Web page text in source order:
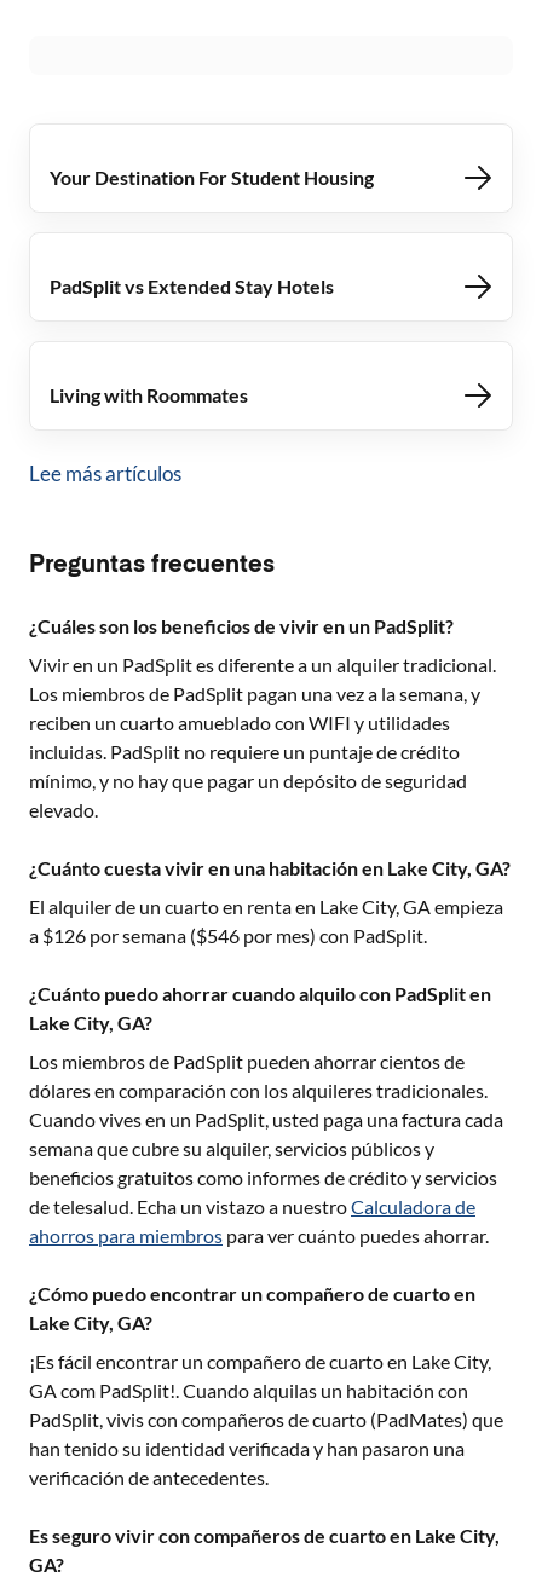
Your Destination For Student Housing
PadSplit vs Extended Stay Hotels
Living with Roommates
Lee más artículos
Preguntas frecuentes
¿Cuáles son los beneficios de vivir en un PadSplit?
Vivir en un PadSplit es diferente a un alquiler tradicional.
Los miembros de PadSplit pagan una vez a la semana, y
reciben un cuarto amueblado con WIFI y utilidades
incluidas. PadSplit no requiere un puntaje de crédito
mínimo, y no hay que pagar un depósito de seguridad
elevado.
¿Cuánto cuesta vivir en una habitación en Lake City, GA?
El alquiler de un cuarto en renta en Lake City, GAempieza
a $126 por semana ($546 por mes) con PadSplit.
¿Cuánto puedo ahorrar cuando alquilo con PadSplit en
Lake City, GA?
Los miembros de PadSplit pueden ahorrar cientos de
dólares en comparación con los alquileres tradicionales.
Cuando vives en un PadSplit, usted paga una factura cada
semana que cubre su alquiler, servicios públicos y
beneficios gratuitos como informes de crédito y servicios
de telesalud. Echa un vistazo a nuestroCalculadora de
ahorros para miembros para ver cuánto puedes ahorrar.
¿Cómo puedo encontrar un compañero de cuarto en
Lake City, GA?
¡Es fácil encontrar un compañero de cuarto en Lake City,
GAcom PadSplit!. Cuando alquilas un habitación con
PadSplit, vivis con compañeros de cuarto (PadMates) que
han tenido su identidad verificada y han pasaron una
verificación de antecedentes.
Es seguro vivir con compañeros de cuarto en Lake City,
GA?